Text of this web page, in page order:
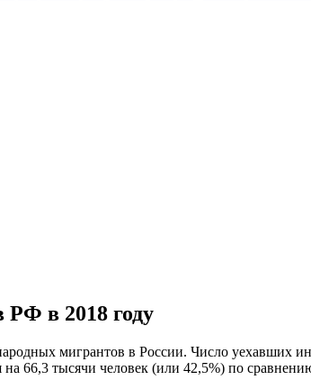
РФ в 2018 году
мигрантов в России. Число уехавших
66,3 тысячи человек (или 42,5%) по